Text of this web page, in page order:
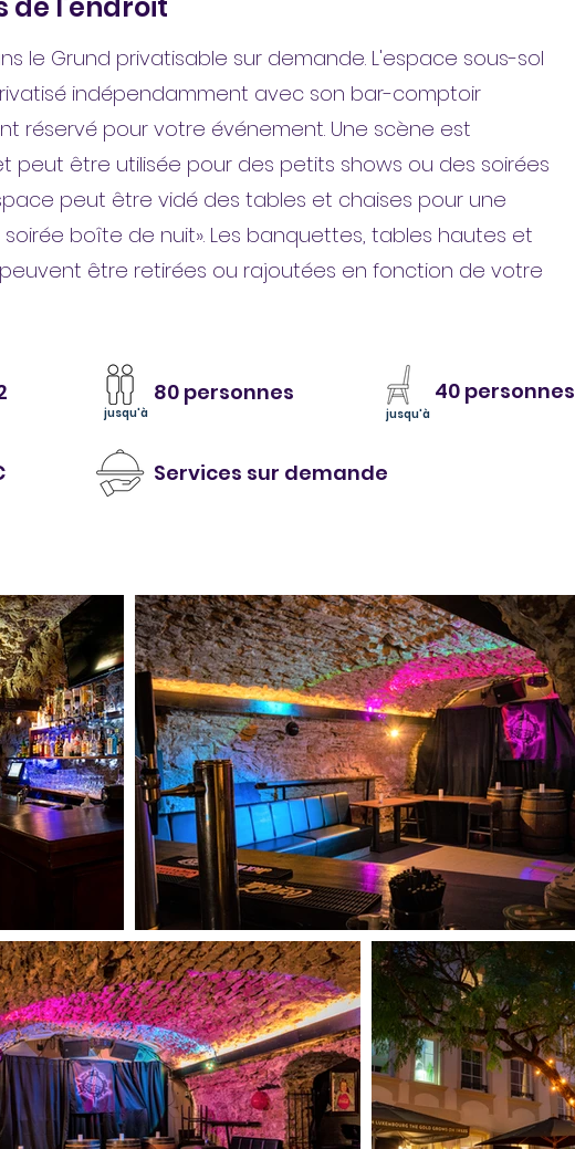
le Grund privatisable sur demande. L'espace sous-sol
indépendamment avec son bar-comptoir
réservé pour votre événement. Une scène est
peut être utilisée pour des petits shows ou des soirées
peut être vidé des tables et chaises pour une
boîte de nuit». Les banquettes, tables hautes et
être retirées ou rajoutées en fonction de votre
80 personnes
jusqu'à jusqu'à
40 personnes
Services sur demande